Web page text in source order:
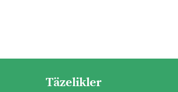
Täzelikler